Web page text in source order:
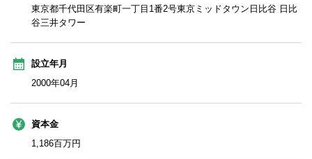
東京都千代田区有楽町一丁目1番2号東京ミッドタウン日比谷 日比
谷三井タワー
設立年月
2000年04月
資本金
1,186百万円